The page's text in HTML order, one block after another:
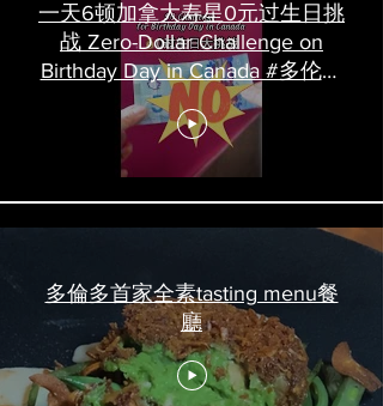
一天6顿加拿大寿星0元过生日挑
战 Zero-Dollar Challenge on
Birthday Day in Canada #多伦多
吃喝玩乐 #多伦多美食
#torontofood
多倫多首家全素tasting menu餐
廳